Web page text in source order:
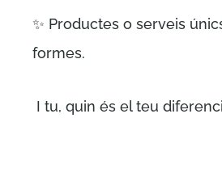
✨ Productes o serveis
formes.
I tu, quin és el teu